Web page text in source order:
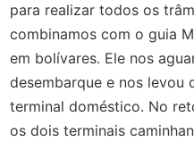
para realizar todos os
combinamos com o guia
em bolívares. Ele nos
desembarque e nos
terminal doméstico. No
os dois terminais